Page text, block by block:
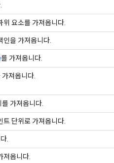
위 요소를 가져옵니다.
인을 가져옵니다.
를 가져옵니다.
가져옵니다.
가져옵니다.
트 단위로 가져옵니다.
.
져옵니다.